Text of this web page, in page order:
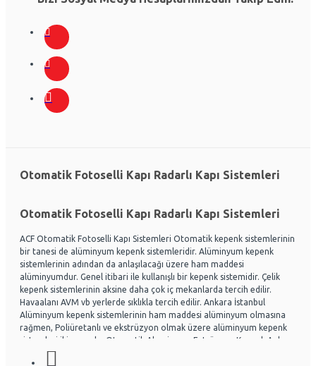
Otomatik Fotoselli Kapı Radarlı Kapı Sistemleri
Otomatik Fotoselli Kapı Radarlı Kapı Sistemleri
ACF Otomatik Fotoselli Kapı Sistemleri Otomatik kepenk sistemlerinin
bir tanesi de alüminyum kepenk sistemleridir. Alüminyum kepenk
sistemlerinin adından da anlaşılacağı üzere ham maddesi
alüminyumdur. Genel itibari ile kullanışlı bir kepenk sistemidir. Çelik
kepenk sistemlerinin aksine daha çok iç mekanlarda tercih edilir.
Havaalanı AVM vb yerlerde sıklıkla tercih edilir. Ankara İstanbul
Alüminyum kepenk sistemlerinin ham maddesi alüminyum olmasına
rağmen, Poliüretanlı ve ekstrüzyon olmak üzere alüminyum kepenk
sistemleri ikiye ayrılır. Otomatik Aluminyum Extrüzyon Kepenk Ankara
ve İstanbul başta olmak üzere Ülke genelinde hayli tercih